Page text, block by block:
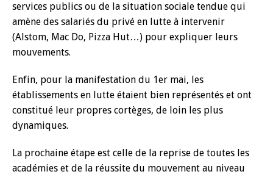
services publics ou de la situation sociale tendue qui
amène des salariés du privé en lutte à intervenir
(Alstom, Mac Do, Pizza Hut…) pour expliquer leurs
mouvements.
Enfin, pour la manifestation du 1er mai, les
établissements en lutte étaient bien représentés et ont
constitué leur propres cortèges, de loin les plus
dynamiques.
La prochaine étape est celle de la reprise de toutes les
académies et de la réussite du mouvement au niveau